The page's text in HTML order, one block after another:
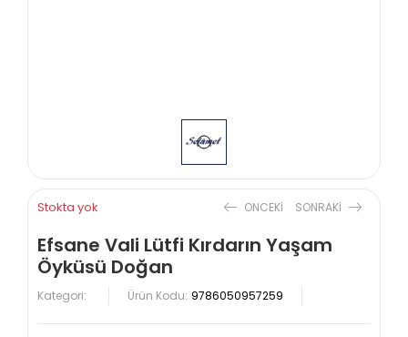
Stokta yok ONCEKI SONRAKI
Efsane Vali Lütfi Kırdarın Yaşam
Öyküsü Doğan
Kategori: Ürün Kodu: 9786050957259